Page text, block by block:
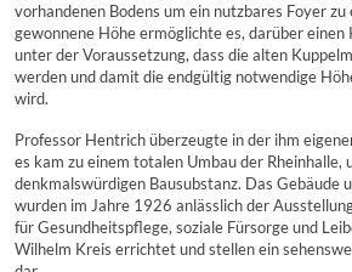
vorhandenen Bodens um ein nutzbares Foyer
gewonnene Höhe ermöglichte es, darüber
unter der Voraussetzung, dass die alten
werden und damit die endgültig notwendige
wird.
Professor Hentrich überzeugte in der ihm
es kam zu einem totalen Umbau der Rheinhalle,
denkmalswürdigen Bausubstanz. Das Gebäude
wurden im Jahre 1926 anlässlich der
für Gesundheitspflege, soziale Fürsorge und
Wilhelm Kreis errichtet und stellen ein